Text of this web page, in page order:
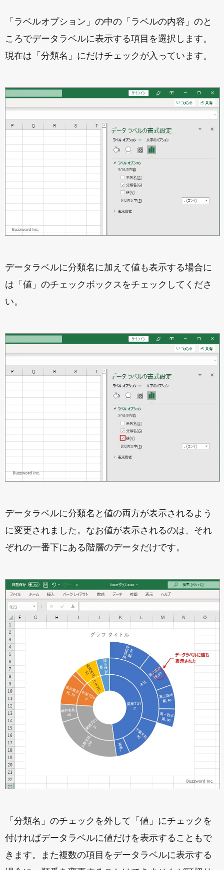
「ラベルオプション」の中の「ラベルの内容」のと
ころでデータラベルに表示する項目を選択します。
現在は「分類名」にだけチェックが入っています。
データラベルに分類名に加えて値も表示する場合に
は「値」のチェックボックスをチェックしてくださ
い。
データラベルに分類名と値の両方が表示されるよう
に変更されました。なお値が表示されるのは、それ
ぞれの一番下にある階層のデータだけです。
「分類名」のチェックを外して「値」にチェックを
付ければデータラベルに値だけを表示することもで
きます。また複数の項目をデータラベルに表示する